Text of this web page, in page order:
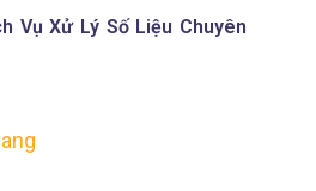
Vụ Xử Lý Số Liệu Chuyên